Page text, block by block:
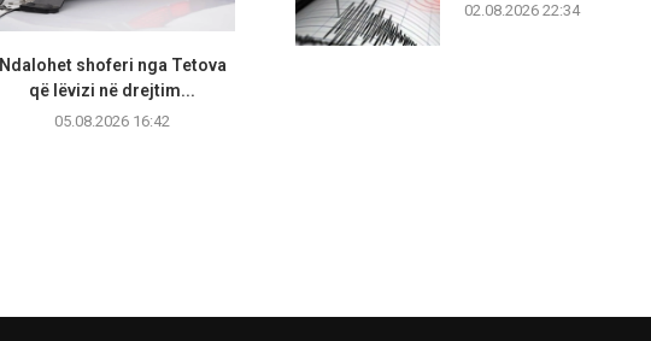
Ndalohet shoferi nga Tetova
që lëvizi në drejtim...
05.08.2026 16:42
02.08.2026 22:34